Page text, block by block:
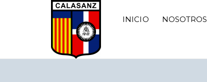
INICIO NOSOTROS